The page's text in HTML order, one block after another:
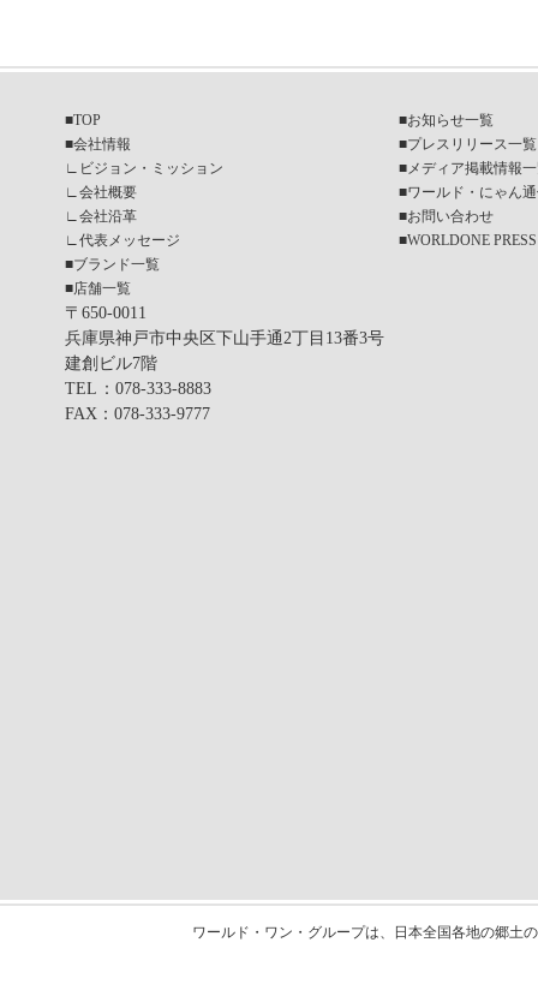
■TOP
■会社情報
∟
ビジョン・ミッション
∟ 会社概要
∟ 会社沿革
∟ 代表メッセージ
■ブランド一覧
■店舗一覧
■お知らせ一覧
■プレスリリース一覧
■ メディア掲載情報
■ワールド・にゃん
■お問い合わせ
■WORLDONE PRESS
〒650-0011
兵庫県神戸市中央区下山手通2丁目13番3号
建創ビル7階
TEL ：078-333-8883
FAX ：078-333-9777
ワールド・ワン・グループは、日本全国各地の郷土